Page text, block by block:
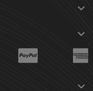


